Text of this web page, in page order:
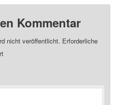
Kommentar
nicht veröffentlicht. Erforderliche